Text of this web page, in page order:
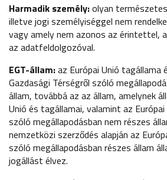
Harmadik személy:olyan
illetve jogi személyiséggel nem
vagy amely nem azonos az érintettel,
az adatfeldolgozóval.
EGT-állam:az Európai Unió tagállama
Gazdasági Térségről szóló
állam, továbbá az az állam, amelynek
Unió és tagállamai, valamint az
szóló megállapodásban nem részes
nemzetközi szerződés alapján az
szóló megállapodásban részes állam
jogállást élvez.